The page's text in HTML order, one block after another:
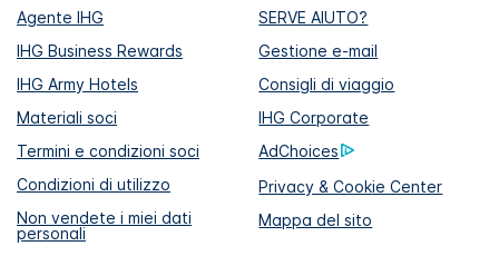
Agente IHG
SERVE AIUTO?
IHG Business Rewards
Gestione e-mail
IHG Army Hotels
Consigli di viaggio
Materiali soci
IHG Corporate
Termini e condizioni soci
AdChoices
Condizioni di utilizzo
Privacy & Cookie Center
Non vendete i miei dati
personali
Mappa del sito